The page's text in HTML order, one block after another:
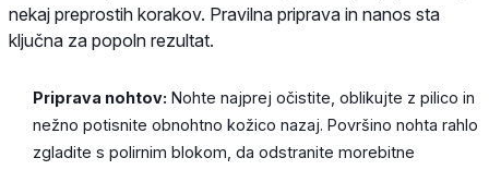
nekaj preprostih korakov. Pravilna priprava in nanos sta
ključna za popoln rezultat.
Priprava nohtov: Nohte najprej očistite, oblikujte z pilico in
nežno potisnite obnohtno kožico nazaj. Površino nohta rahlo
zgladite s polirnim blokom, da odstranite morebitne